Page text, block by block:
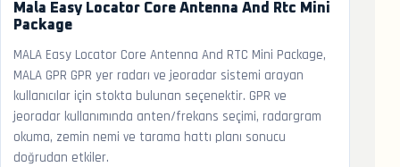
Mala Easy Locator Core Antenna And Rtc Mini
Package
MALA Easy Locator Core Antenna And RTC Mini Package,
MALA GPR GPR yer radarı ve jeoradar sistemi arayan
kullanıcılar için stokta bulunan seçenektir. GPR ve
jeoradar kullanımında anten/frekans seçimi, radargram
okuma, zemin nemi ve tarama hattı planı sonucu
doğrudan etkiler.